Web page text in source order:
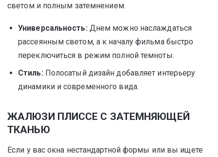
светом и полным затемнением.
Универсальность:Днем можно наслаждаться
рассеянным светом, а к началу фильма быстро
переключиться в режим полной темноты.
Стиль:Полосатый дизайн добавляет интерьеру
динамики и современного вида.
ЖАЛЮЗИ ПЛИССЕ С ЗАТЕМНЯЮЩЕЙ
ТКАНЬЮ
Если у вас окна нестандартной формы или вы ищете